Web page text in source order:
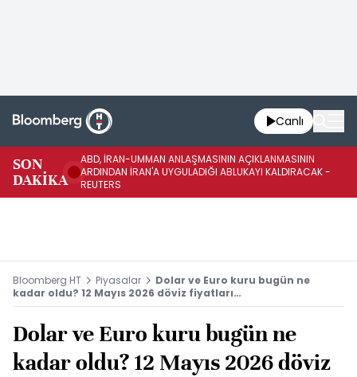
Canlı
SON
DAKİKA
ABD, İRAN-UMMAN ANLAŞMASININ AÇIKLANMASININ
ARDINDAN İRAN'A UYGULADIĞI ABLUKAYI KALDIRACAK -
REUTERS
Bloomberg HT Piyasalar
Dolar ve Euro kuru bugün ne
kadar oldu? 12 Mayıs 2026 döviz fiyatları…
Dolar ve Euro kuru bugün ne
kadar oldu? 12 Mayıs 2026 döviz